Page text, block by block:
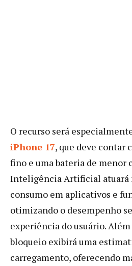
O recurso será
iPhone 17, que deve contar
fino e uma bateria de menor
Inteligência Artificial atuará
consumo em aplicativos e
otimizando o desempenho
experiência do usuário.
bloqueio exibirá uma
carregamento, oferecendo